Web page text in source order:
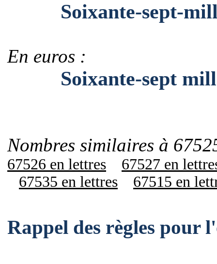
Soixante-sept-
En euros :
Soixante-sept mille
Nombres similaires à
67526 en lettres
67527 en
67535 en lettres
67515 en
Rappel des règles pour